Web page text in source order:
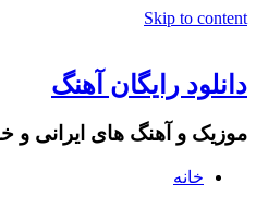
Skip to content
دانلود رایگان آهنگ
موزیک و آهنگ های ایرانی و
خانه